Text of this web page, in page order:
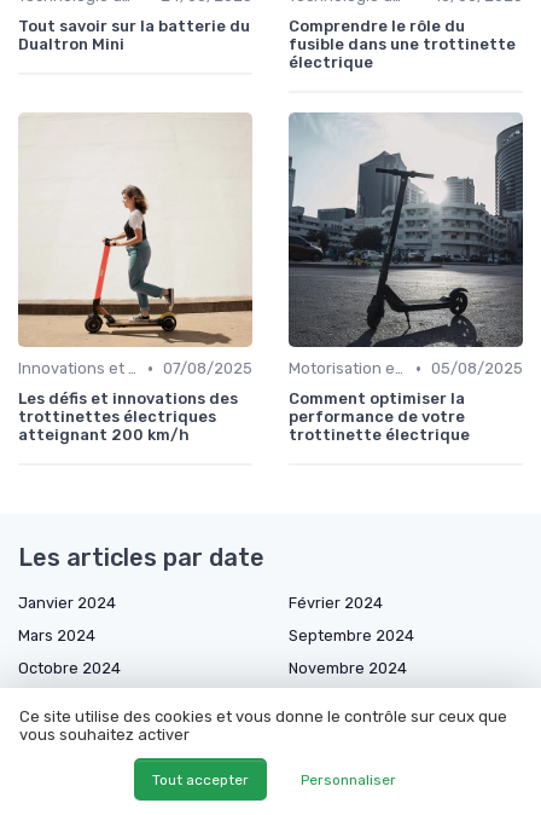
Tout savoir sur la batterie du
Dualtron Mini
Comprendre le rôle du
fusible dans une trottinette
électrique
Innovations et évolutions • 07/08/2025
Les défis et innovations des
trottinettes électriques
atteignant 200 km/h
Motorisation et puissance • 05/08/2025
Comment optimiser la
performance de votre
trottinette électrique
Les articles par date
Janvier 2024
Février 2024
Mars 2024
Septembre 2024
Octobre 2024
Novembre 2024
Février 2025
Ce site utilise des cookies et vous donne le contrôle sur ceux que
vous souhaitez activer
Tout accepter Personnaliser